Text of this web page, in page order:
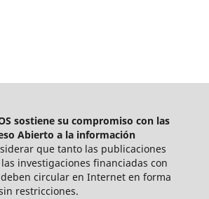
sostiene su compromiso con las
Abierto a la información
que tanto las publicaciones
investigaciones financiadas con
circular en Internet en forma
restricciones.